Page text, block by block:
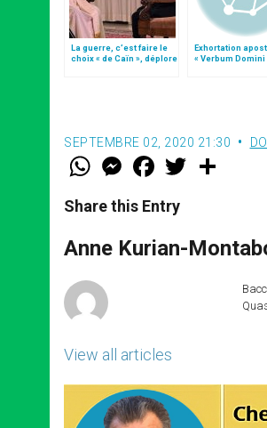
La guerre, c’est faire le
choix « de Caïn », déplore
Exhortation
« Verbum Domini
SEPTEMBRE 02, 2020 21:30
W
t
s
p
p
M
e
s
e
g
e
F
a
e
b
o
k
w
r
Share this Entry
Anne Kurian-
View all articles